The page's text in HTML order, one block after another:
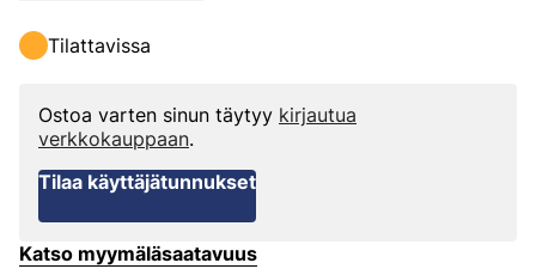
Tilattavissa
Ostoa varten sinun täytyy kirjautua
verkkokauppaan.
Tilaa käyttäjätunnukset
Katso myymäläsaatavuus